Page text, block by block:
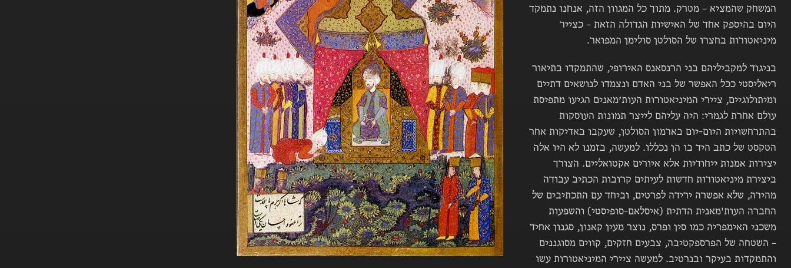
המשחק שהמציא – מטרק. מתוך כל המגוון הזה, אנחנו נתמקד
היום בהיספק אחד של האישיות הגדולה הזאת – כצייר
מיניאטורות בחצרו של הסולטן סולימן המפואר.
בניגוד למקביליהם בני הרנסאנס האירופי, שהתמקדו בתיאור
ריאליסטי ככל האפשר של בני האדם ונצמדו לנושאים דתיים
ומיתולוגיים, ציירי המיניאטורות העות׳מאנים הגיעו מתפיסת
עולם אחרת לגמרי: היה עליהם לייצר תמונות העוסקות
בהתרחשויות היום-יום בארמון הסולטן, שעקבו באדיקות אחר
הטקסט של כתב היד בו הן נכללו. למעשה, בזמנו לא היו אלה
יצירות אמנות ייחודיות אלא איורים אקטואליים. הצורך
ביצירת מיניאטורות חדשות לעיתים קרובות הכתיב עבודה
מהירה, שלא אפשרה ירידה לפרטים, וביחד עם התכתיבים של
החברה העות'מאנית הדתית (איסלאם-סופיסטי) והשפעות
משכני האימפריה כמו סין ופרס, נוצר מעין קאנון, סגנון אחיד
– השטחה של הפרספקטיבה, צבעים חזקים, קווים מסוגננים
והתמקדות בעיקר ובנרטיב. למעשה ציירי המיניאטורות עשו